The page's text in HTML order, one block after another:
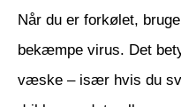
Når du er forkølet,
bekæmpe virus. Det
væske – især hvis du